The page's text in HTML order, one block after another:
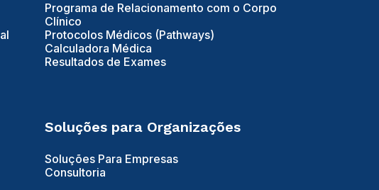
Programa de Relacionamento com o Corpo
Clínico
Protocolos Médicos (Pathways)
Calculadora Médica
Resultados de Exames
Soluções para Organizações
Soluções Para Empresas
Consultoria